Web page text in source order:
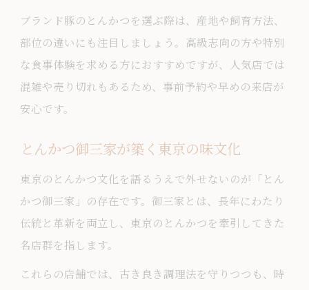
ブランド豚のとんかつを選ぶ際は、産地や飼育方法、
部位の違いにも注目しましょう。高級志向の方や特別
な食事体験を求める方におすすめですが、人気店では
混雑や売り切れもあるため、事前予約や早めの来店が
安心です。
とんかつ御三家が築く東京の味文化
東京のとんかつ文化を語るうえで外せないのが「とん
かつ御三家」の存在です。御三家とは、長年にわたり
伝統と革新を両立し、東京のとんかつを牽引してきた
名店群を指します。
これらの店舗では、古き良き調理法を守りつつも、時